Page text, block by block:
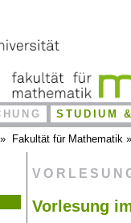
STUDIUM
» Fakultät für Mathematik
Vorlesung